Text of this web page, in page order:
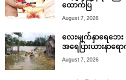
ထောက်ပြ
August 7, 2026
လေးမျက်နှာရေဘ
အရေပြားယားနာရော
August 7, 2026